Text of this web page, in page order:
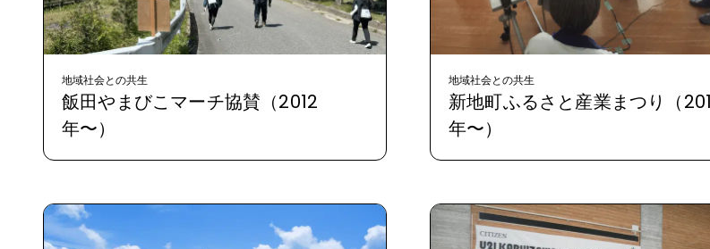
地域社会との共生
飯田やまびこマーチ協賛（2012
年〜）
地域社会との共生
新地町ふるさと産業まつり（
年〜）